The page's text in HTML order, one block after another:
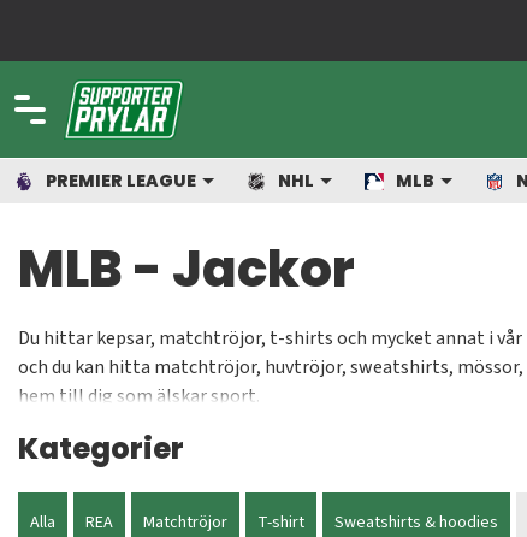
PREMIER LEAGUE NHL MLB
MLB - Jackor
Du hittar kepsar, matchtröjor, t-shirts och mycket annat i
och du kan hitta matchtröjor, huvtröjor, sweatshirts, mössor,
hem till dig som älskar sport.
Kategorier
Alla REA Matchtröjor T-shirt Sweatshirts & hoodies